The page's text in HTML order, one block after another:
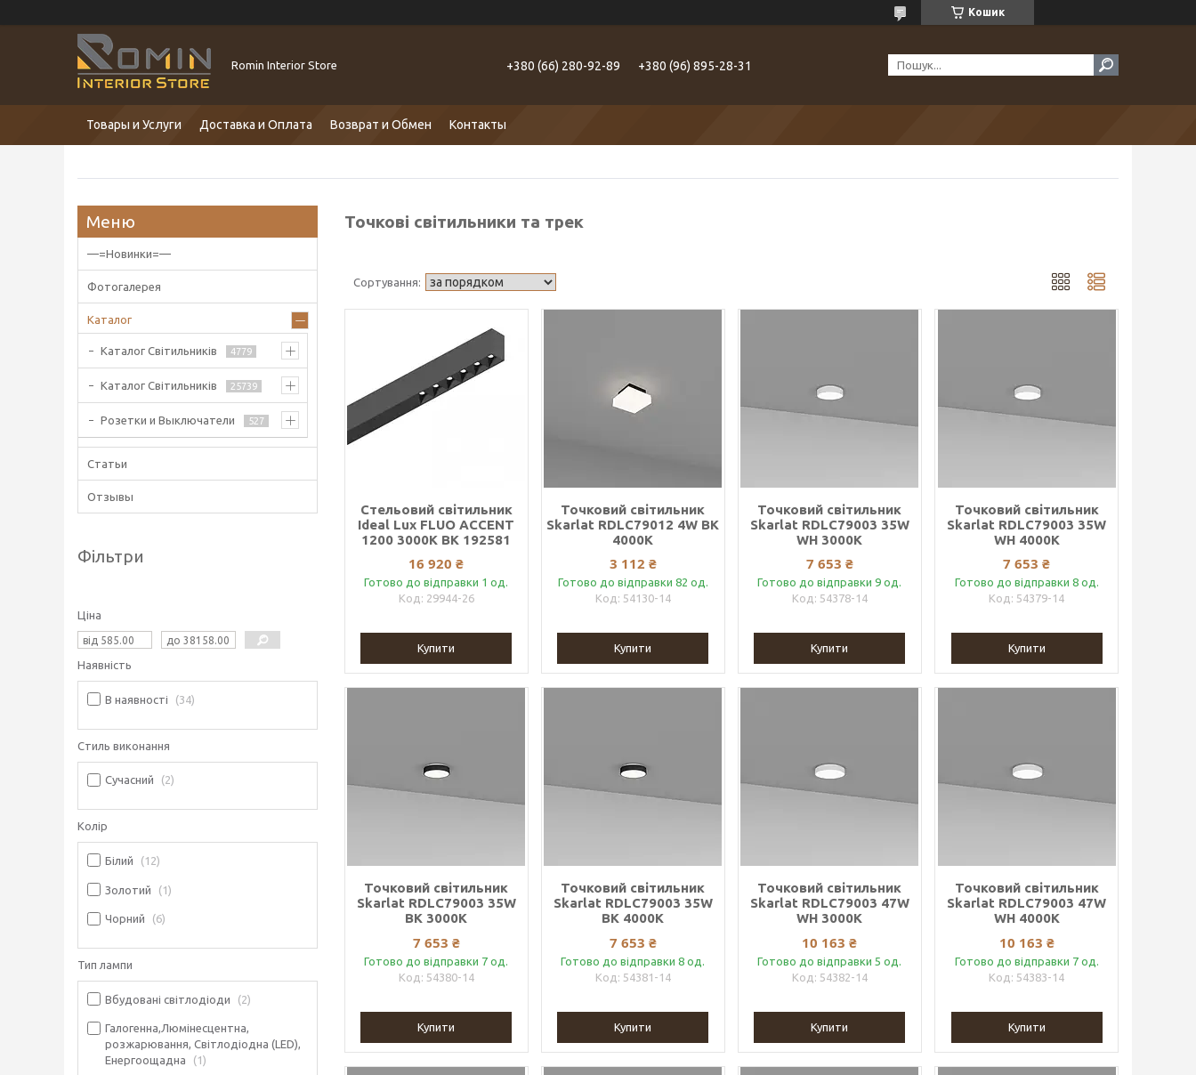
Кошик
Romin Interior Store +380 (66) 280-92-89 +380 (96) 895-28-31
Товары и Услуги Доставка и Оплата Возврат и Обмен Контакты
Точкові світильники та трек
Стельовий світильник
Ideal Lux FLUO ACCENT
1200 3000K BK 192581
16 920 ₴
Готово до відправки 1 од.
29944-26
Купити
Точковий світильник
Skarlat RDLC79012 4W BK
4000K
3 112 ₴
Готово до відправки 82 од.
54130-14
Купити
Точковий світильник
Skarlat RDLC79003 35W
WH 3000K
7 653 ₴
Готово до відправки 9 од.
54378-14
Купити
Точковий світильник
Skarlat RDLC79003 35W
WH 4000K
7 653 ₴
Готово до відправки 8 од.
54379-14
Купити
Точковий світильник
Skarlat RDLC79003 35W
BK 3000K
7 653 ₴
Готово до відправки 7 од.
54380-14
Купити
Точковий світильник
Skarlat RDLC79003 35W
BK 4000K
7 653 ₴
Готово до відправки 8 од.
54381-14
Купити
Точковий світильник
Skarlat RDLC79003 47W
WH 3000K
10 163 ₴
Готово до відправки 5 од.
54382-14
Купити
Точковий світильник
Skarlat RDLC79003 47W
WH 4000K
10 163 ₴
Готово до відправки 7 од.
54383-14
Купити
—=Новинки=—
Фотогалерея
Каталог
Каталог Світильників 4779
Каталог Світильників 25739
Розетки и Выключатели 527
Статьи
Отзывы
Фільтри
Ціна
Наявність
В наявності 34
Стиль виконання
Сучасний 2
Колір
Білий 12
Золотий 1
Чорний 6
Тип лампи
Вбудовані світлодіоди 2
Галогенна,Люмінесцентна,
розжарювання, Світлодіодна (LED),
Енергоощадна
1